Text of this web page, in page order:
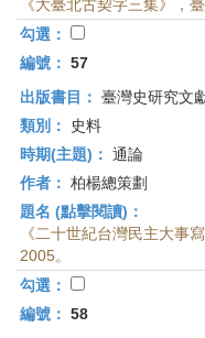
《大臺北古契字三集》，
勾選：
編號： 57
出版書目： 臺灣史研究文
類別：
史料
時期(主題)： 通論
作者： 柏楊總策劃
題名 (點擊閱讀)：
《二十世紀台灣民主大事
2005。
勾選：
編號： 58